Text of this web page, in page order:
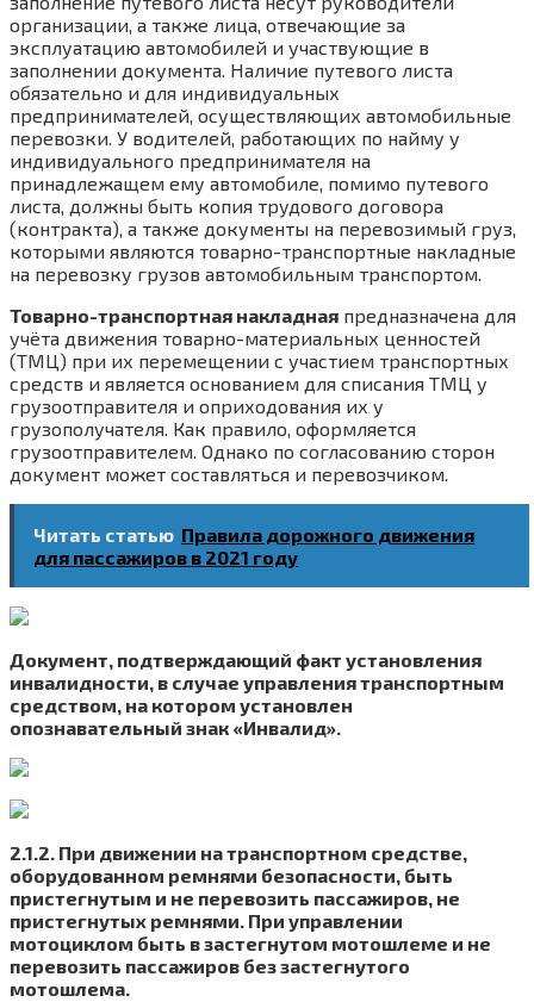
организации, а также лица, отвечающие за
эксплуатацию автомобилей и участвующие в
заполнении документа. Наличие путевого листа
обязательно и для индивидуальных
предпринимателей, осуществляющих автомобильные
перевозки. У водителей, работающих по найму у
индивидуального предпринимателя на
принадлежащем ему автомобиле, помимо путевого
листа, должны быть копия трудового договора
(контракта), а также документы на перевозимый груз,
которыми являются товарно-транспортные накладные
на перевозку грузов автомобильным транспортом.
Товарно-транспортная накладная предназначена для
учёта движения товарно-материальных ценностей
(ТМЦ) при их перемещении с участием транспортных
средств и является основанием для списания ТМЦ у
грузоотправителя и оприходования их у
грузополучателя. Как правило, оформляется
грузоотправителем. Однако по согласованию сторон
документ может составляться и перевозчиком.
Читать статью Правила дорожного движения
для пассажиров в 2021 году
Документ, подтверждающий факт установления
инвалидности, в случае управления транспортным
средством, на котором установлен
опознавательный знак «Инвалид».
2.1.2. При движении на транспортном средстве,
оборудованном ремнями безопасности, быть
пристегнутым и не перевозить пассажиров, не
пристегнутых ремнями. При управлении
мотоциклом быть в застегнутом мотошлеме и не
перевозить пассажиров без застегнутого
мотошлема.